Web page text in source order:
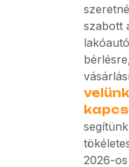
szabott
2026-